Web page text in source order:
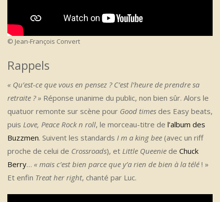
© Jean-François Convert
Rappels
« Qu’est-ce que vous en pensez ? C’est l’heure de prendre sa
retraite ? » Réponse unanime du public, non bien sûr. Alors le
quatuor remonte sur scène pour Good times des Easy beats,
puis Love, Peace Rock n roll, le morceau-titre de l’album des
Buzzmen. Suivent les standards I m a king bee (avec un riff
proche de celui de Crossroads), et Little Queenie de Chuck
Berry… « mais c’est bien parce que y’a rien de bien à la télé ! »
Et enfin Treat her right, chanté par Luc.